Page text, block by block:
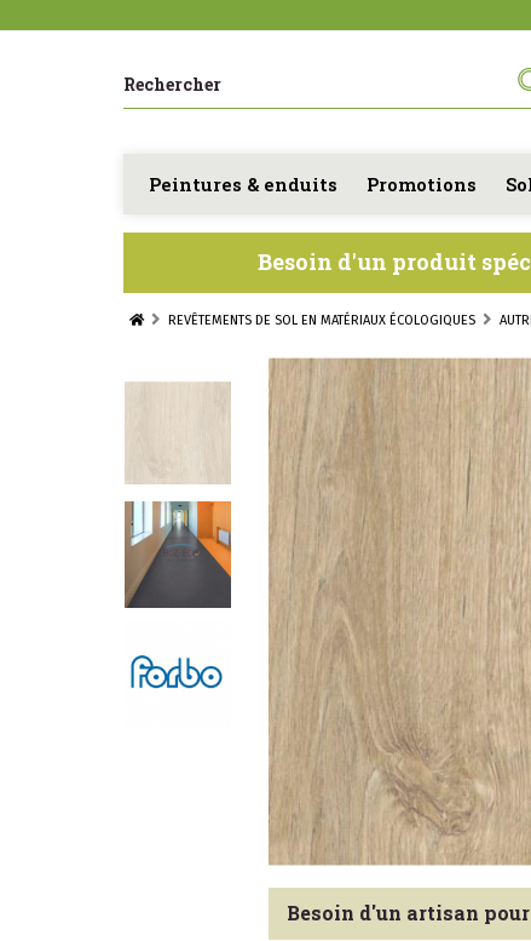
Peintures & enduits Promotions
Besoin d'un produit
REVÊTEMENTS DE SOL EN MATÉRIAUX ÉCOLOGIQUES
Besoin d'un artisan